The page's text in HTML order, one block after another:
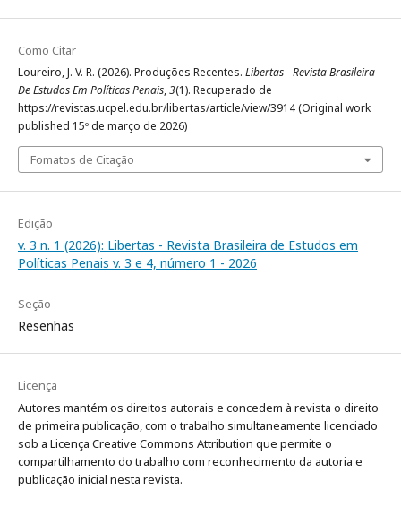
Como Citar
Loureiro, J. V. R. (2026). Produções Recentes. Libertas - Revista Brasileira
De Estudos Em Políticas Penais,3(1). Recuperado de
https://revistas.ucpel.edu.br/libertas/article/view/3914 (Original work
published 15º de março de 2026)
Fomatos de Citação
Edição
v. 3 n. 1 (2026): Libertas - Revista Brasileira de Estudos em
Políticas Penais v. 3 e 4, número 1 - 2026
Seção
Resenhas
Licença
Autores mantém os direitos autorais e concedem à revista o direito
de primeira publicação, com o trabalho simultaneamente licenciado
sob a Licença Creative Commons Attribution que permite o
compartilhamento do trabalho com reconhecimento da autoria e
publicação inicial nesta revista.